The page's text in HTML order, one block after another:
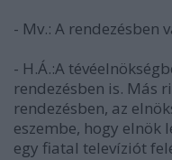
- Mv.: A rendezésben
- H.Á.:A
rendezésben is. Más
rendezésben, az
eszembe, hogy elnök
egy fiatal televíziót